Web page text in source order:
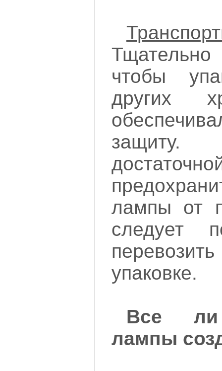
чтобы
других
лампы от
следует
упаковке.
Все ли
лампы